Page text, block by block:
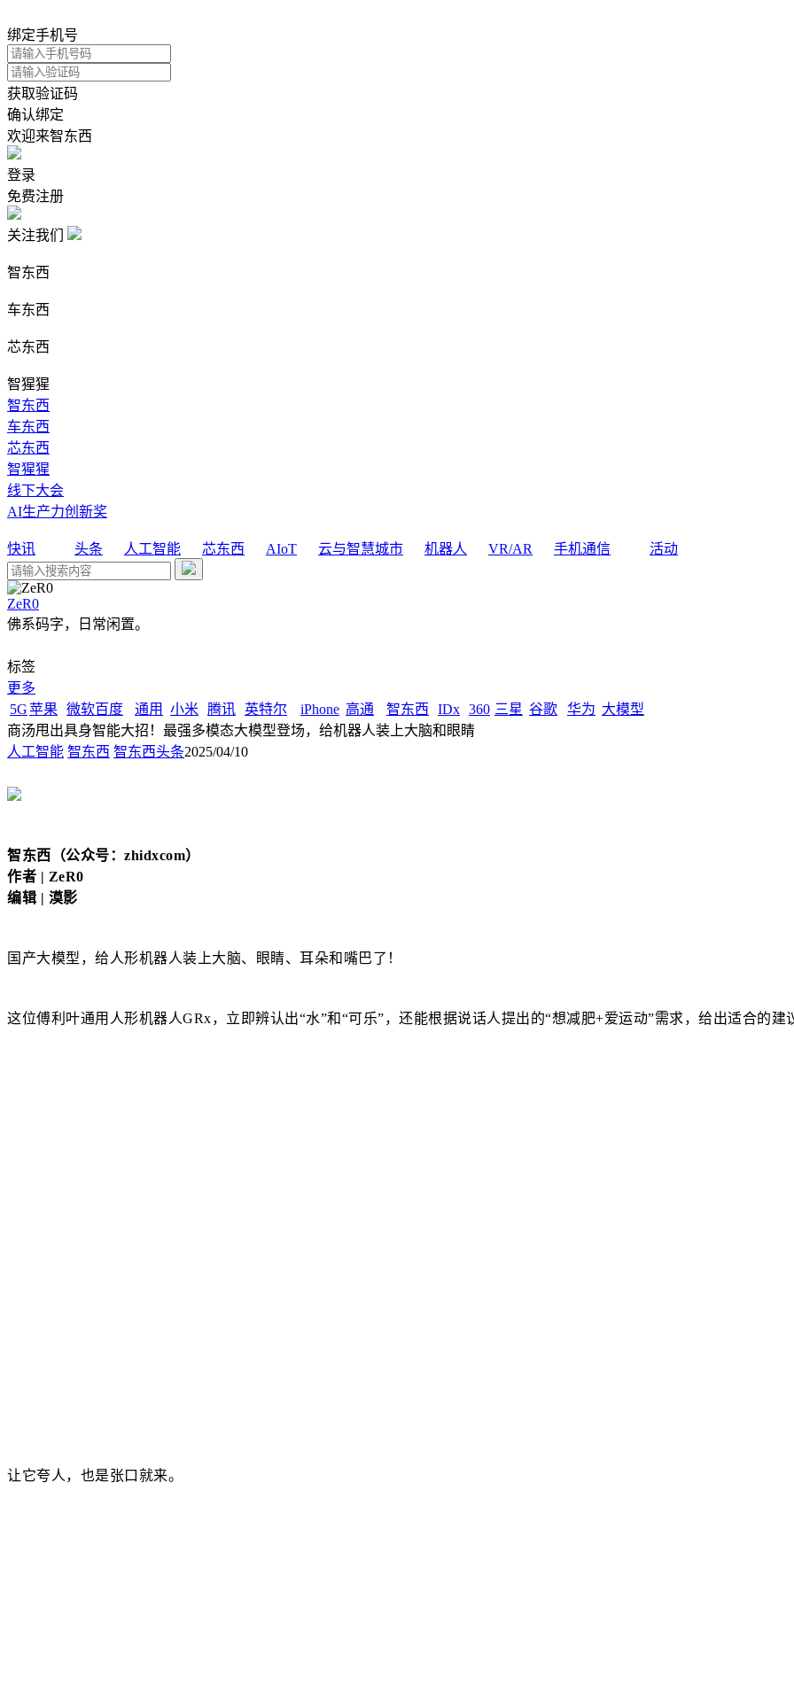
绑定手机号
获取验证码
确认绑定
欢迎来智东西
登录
免费注册
关注我们
智东西
车东西
芯东西
智猩猩
智东西
车东西
芯东西
智猩猩
线下大会
AI生产力创新奖
快讯 头条 人工智能 芯东西 AIoT 云与智慧城市 机器人 VR/AR 手机通信 活动
ZeR0
佛系码字，日常闲置。
标签
更多
5G苹果 微软百度 通用 小米 腾讯 英特尔 iPhone 高通 智东西 IDx 360 三星 谷歌 华为 大模型
商汤甩出具身智能大招！最强多模态大模型登场，给机器人装上大脑和眼睛
人工智能 智东西 智东西头条2025/04/10
智东西（公众号：zhidxcom）
作者 | ZeR0
编辑 | 漠影
国产大模型，给人形机器人装上大脑、眼睛、耳朵和嘴巴了！
这位傅利叶通用人形机器人GRx，立即辨认出“水”和“可乐”，还能根据说话人提出的“想减肥+爱运动”需求，给出适合的建
让它夸人，也是张口就来。